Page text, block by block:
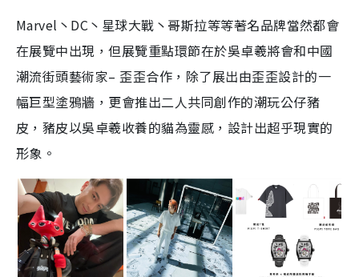
e
Marvel丶DC丶星球大戰丶哥斯拉等等著名品牌當然都會
在展覽中出現，但展覽重點環節在於吳卓羲將會和中國
潮流街頭藝術家– 歪歪合作，除了展出由歪歪設計的一
幅巨型塗鴉牆，更會推出二人共同創作的潮玩公仔豬
皮，豬皮以吳卓羲收養的貓為靈感，設計出超乎現實的
形象。